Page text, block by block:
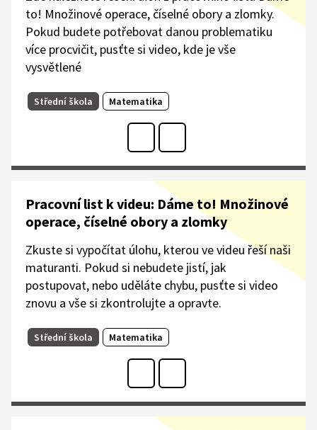
to! Množinové operace, číselné obory a zlomky.
Pokud budete potřebovat danou problematiku
více procvičit, pusťte si video, kde je vše
vysvětlené
Střední škola Matematika
Pracovní list k videu: Dáme to! Množinové
operace, číselné obory a zlomky
Zkuste si vypočítat úlohu, kterou ve videu řeší naši
maturanti. Pokud si nebudete jistí, jak
postupovat, nebo uděláte chybu, pusťte si video
znovu a vše si zkontrolujte a opravte.
Střední škola Matematika